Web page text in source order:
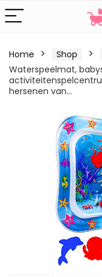
Home Shop
Waterspeelmat,
hersenen van…